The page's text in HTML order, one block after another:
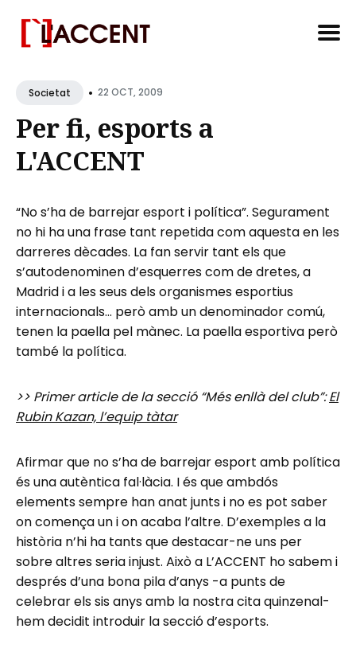
forSocietat • 22 OCT, 2009
Per fi, esports a
L'ACCENT
“No s’ha de barrejar esport i política”. Segurament
no hi ha una frase tant repetida com aquesta en les
darreres dècades. La fan servir tant els que
s’autodenominen d’esquerres com de dretes, a
Madrid i a les seus dels organismes esportius
internacionals… però amb un denominador comú,
tenen la paella pel mànec. La paella esportiva però
també la política.
>> Primer article de la secció “Més enllà del club”:El
Rubin Kazan, l’equip tàtar
Afirmar que no s’ha de barrejar esport amb política
és una autèntica fal·làcia. I és que ambdós
elements sempre han anat junts i no es pot saber
on comença un i on acaba l’altre. D’exemples a la
història n’hi ha tants que destacar-ne uns per
sobre altres seria injust. Això a L’ACCENT ho sabem i
després d’una bona pila d’anys -a punts de
celebrar els sis anys amb la nostra cita quinzenal-
hem decidit introduir la secció d’esports.